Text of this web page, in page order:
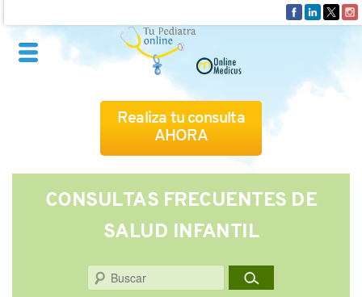
Realiza tu consulta
AHORA
QUIÉNES SOMOS
CÓMO FUNCIONA
CUADRO MÉDICO
CONSULTAS FRECUENTES DE
SALUD INFANTIL